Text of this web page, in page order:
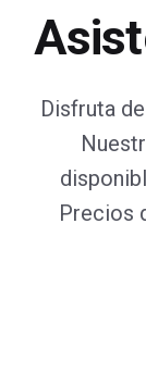
Disfruta
Precios